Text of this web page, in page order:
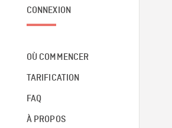
CONNEXION
OÙ COMMENCER
TARIFICATION
FAQ
À PROPOS